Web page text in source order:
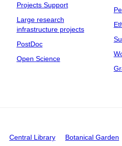
Projects Support
Large research
infrastructure projects
PostDoc
Open Science
Central Library Botanical Garden